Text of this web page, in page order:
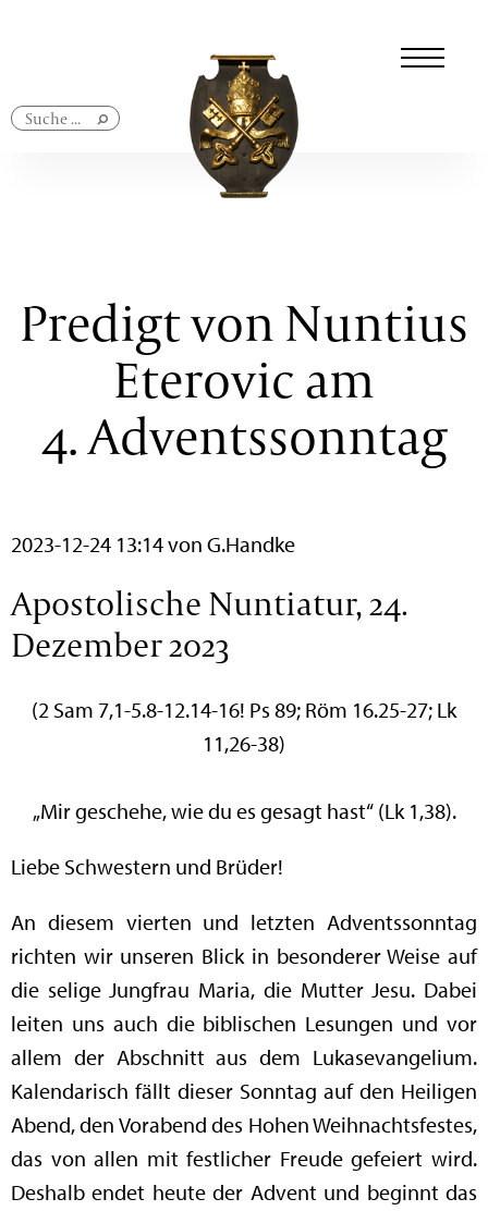
Predigt von Nuntius
Eterovic am
4. Adventssonntag
2023-12-24 13:14von G.Handke
Apostolische Nuntiatur, 24.
Dezember 2023
(2 Sam 7,1-5.8-12.14-16! Ps 89; Röm 16.25-27; Lk
11,26-38)
„Mir geschehe, wie du es gesagt hast“ (Lk 1,38).
Liebe Schwestern und Brüder!
An diesem vierten und letzten Adventssonntag
richten wir unseren Blick in besonderer Weise auf
die selige Jungfrau Maria, die Mutter Jesu. Dabei
leiten uns auch die biblischen Lesungen und vor
allem der Abschnitt aus dem Lukasevangelium.
Kalendarisch fällt dieser Sonntag auf den Heiligen
Abend, den Vorabend des Hohen Weihnachtsfestes,
das von allen mit festlicher Freude gefeiert wird.
Deshalb endet heute der Advent und beginnt das